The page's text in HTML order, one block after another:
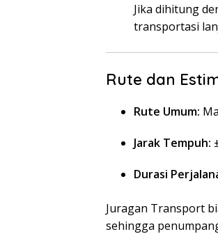
Jika dihitung
transportasi
Rute dan
Rute Umum:
Jarak Tempuh:
Durasi
Juragan Transport
sehingga